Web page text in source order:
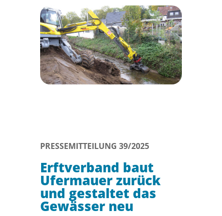
PRESSEMITTEILUNG 39/2025
Erftverband baut
Ufermauer zurück
und gestaltet das
Gewässer neu